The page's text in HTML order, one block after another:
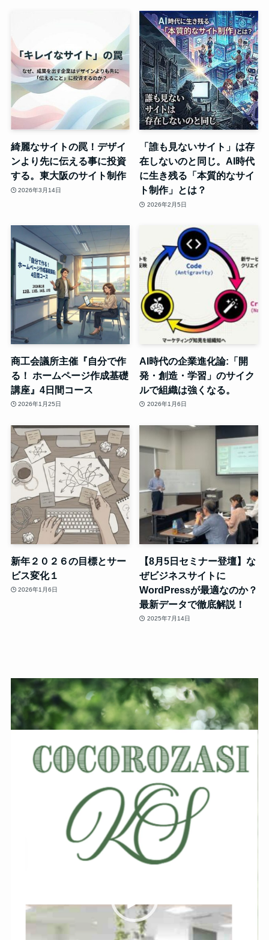
綺麗なサイトの罠！デザイ
ンより先に伝える事に投資
する。東大阪のサイト制作
2026年3月14日
「誰も見ないサイト」は存
在しないのと同じ。AI時代
に生き残る「本質的なサイ
ト制作」とは？
2026年2月5日
商工会議所主催『自分で作
る！ ホームページ作成基礎
講座』4日間コース
2026年1月25日
AI時代の企業進化論:「開
発・創造・学習」のサイク
ルで組織は強くなる。
2026年1月6日
新年２０２６の目標とサー
ビス変化１
2026年1月6日
【8月5日セミナー登壇】な
ぜビジネスサイトに
WordPressが最適なのか？
最新データで徹底解説！
2025年7月14日
動
画
プ
レ